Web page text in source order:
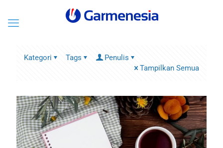
Kategori Tags
Penulis
Tampilkan Semua